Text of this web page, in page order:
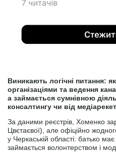
Виникають логічні питання:
організаціями та ведення
а займається сумнівною
консалтингу чи від
За даними реєстрів, Хоменко
Цвєтаєвої), але офіційно
у Черкаській області: батько
займається волонтерством і